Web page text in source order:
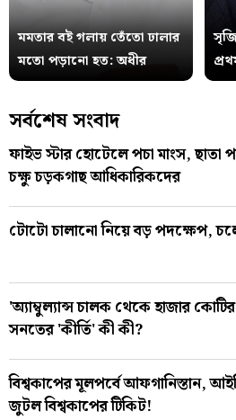
মমতার বই গলায় তেঁতো ঢালার
মতো পড়ানো হত: অধীর
সর্বশেষ সংবাদ
ফাইভ স্টার হোটেলে পচা মাংস, ছাতা
চক্ষু চড়কগাছ আধিকারিকদের
টোটো চালানো নিয়ে বড় পদক্ষেপ,
'অ্যাম্বুল্যান্স চালক থেকে হাজার
সনতের 'কীর্তি' কী কী?
বিশ্বকাপের মূলপর্বে আফগানিস্তান,
জুটল বিশ্বকাপের টিকিট!